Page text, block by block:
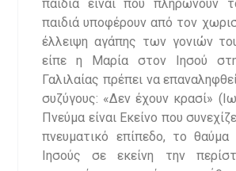
παιδιά είναι που πληρώνουν
παιδιά υποφέρουν από τον
έλλειψη αγάπης των γονιών
είπε η Μαρία στον Ιησού
Γαλιλαίας πρέπει να
συζύγους: «Δεν έχουν κρασί»
Πνεύμα είναι Εκείνο που
πνευματικό επίπεδο, το
Ιησούς σε εκείνη την